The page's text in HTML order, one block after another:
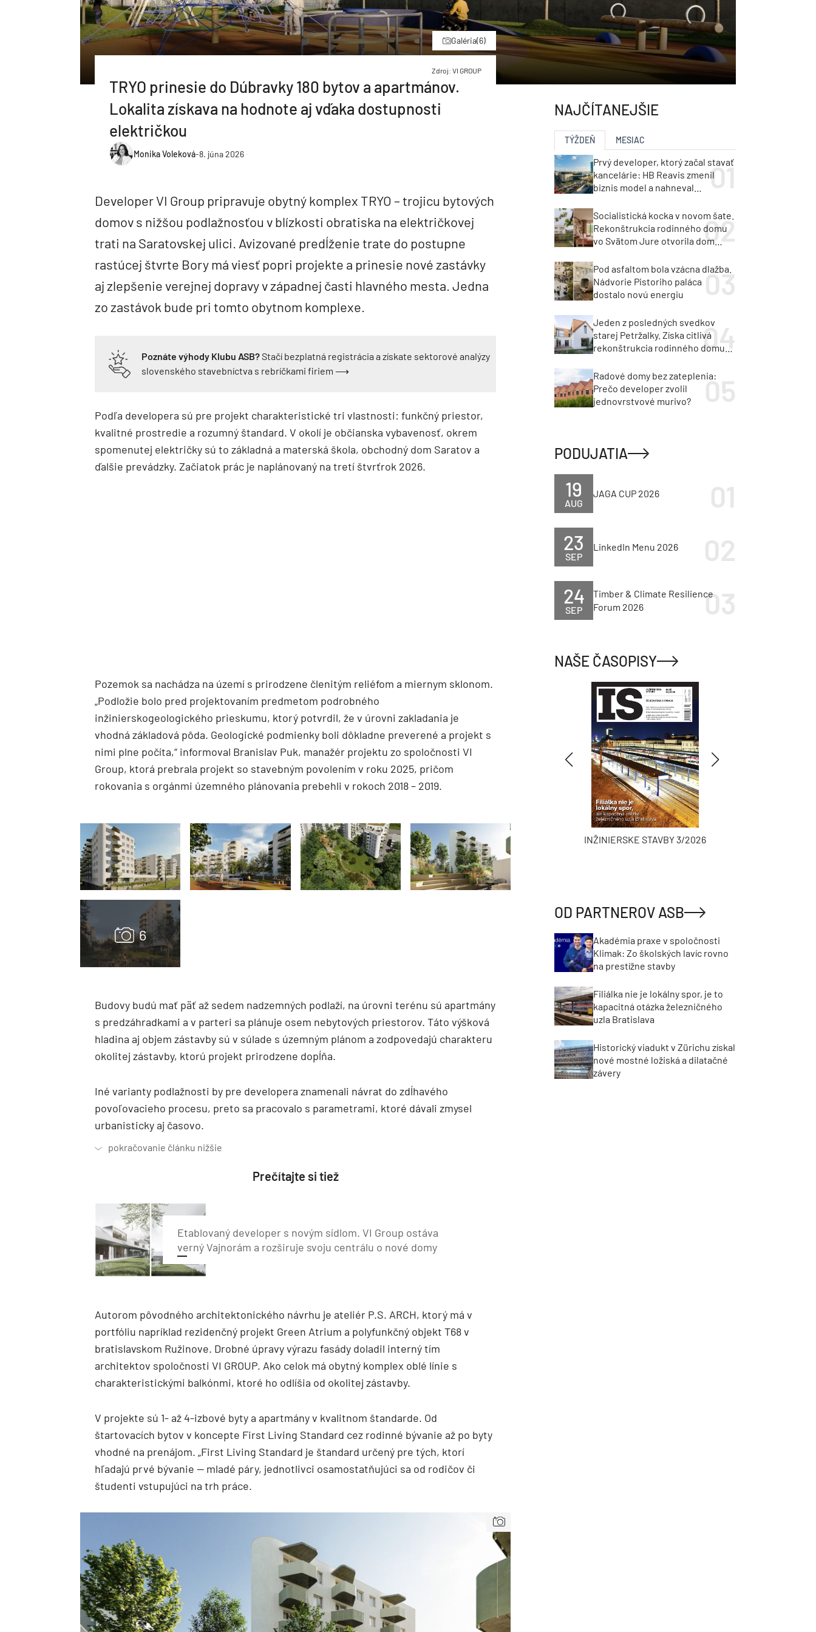
Galéria(6)
Zdroj: VI GROUP
TRYO prinesie do Dúbravky 180 bytov a apartmánov.
Lokalita získava na hodnote aj vďaka dostupnosti
električkou
Monika Voleková-8. júna 2026
Developer VI Group pripravuje obytný komplex TRYO – trojicu bytových
domov s nižšou podlažnosťou v blízkosti obratiska na električkovej
trati na Saratovskej ulici. Avizované predĺženie trate do postupne
rastúcej štvrte Bory má viesť popri projekte a prinesie nové zastávky
aj zlepšenie verejnej dopravy v západnej časti hlavného mesta. Jedna
zo zastávok bude pri tomto obytnom komplexe.
Poznáte výhody Klubu ASB?Stačí bezplatná registrácia a získate sektorové analýzy
slovenského stavebníctva s rebríčkami firiem ⟶
Podľa developera sú pre projekt charakteristické tri vlastnosti: funkčný priestor,
kvalitné prostredie a rozumný štandard. V okolí je občianska vybavenosť, okrem
spomenutej električky sú to základná a materská škola, obchodný dom Saratov a
ďalšie prevádzky. Začiatok prác je naplánovaný na tretí štvrťrok 2026.
Pozemok sa nachádza na území s prirodzene členitým reliéfom a miernym sklonom.
„Podložie bolo pred projektovaním predmetom podrobného
inžinierskogeologického prieskumu, ktorý potvrdil, že v úrovni zakladania je
vhodná základová pôda. Geologické podmienky boli dôkladne preverené a projekt s
nimi plne počíta,“ informoval Branislav Puk, manažér projektu zo spoločnosti VI
Group, ktorá prebrala projekt so stavebným povolením v roku 2025, pričom
rokovania s orgánmi územného plánovania prebehli v rokoch 2018 – 2019.
Budovy budú mať päť až sedem nadzemných podlaží, na úrovni terénu sú apartmány
s predzáhradkami a v parteri sa plánuje osem nebytových priestorov. Táto výšková
hladina aj objem zástavby sú v súlade s územným plánom a zodpovedajú charakteru
okolitej zástavby, ktorú projekt prirodzene dopĺňa.
Iné varianty podlažnosti by pre developera znamenali návrat do zdĺhavého
povoľovacieho procesu, preto sa pracovalo s parametrami, ktoré dávali zmysel
urbanisticky aj časovo.
Prečítajte si tiež
Etablovaný developer s novým sídlom. VI Group ostáva
verný Vajnorám a rozširuje svoju centrálu o nové domy
Autorom pôvodného architektonického návrhu je ateliér P.S. ARCH, ktorý má v
portfóliu napríklad rezidenčný projekt Green Atrium a polyfunkčný objekt T68 v
bratislavskom Ružinove. Drobné úpravy výrazu fasády doladil interný tím
architektov spoločnosti VI GROUP. Ako celok má obytný komplex oblé línie s
charakteristickými balkónmi, ktoré ho odlíšia od okolitej zástavby.
V projekte sú 1- až 4-izbové byty a apartmány v kvalitnom štandarde. Od
štartovacích bytov v koncepte First Living Standard cez rodinné bývanie až po byty
vhodné na prenájom. „First Living Standard je štandard určený pre tých, ktorí
hľadajú prvé bývanie — mladé páry, jednotlivci osamostatňujúci sa od rodičov či
študenti vstupujúci na trh práce.
NAJČÍTANEJŠIE
TÝŽDEŇ MESIAC
Prvý developer, ktorý začal stavať
kancelárie: HB Reavis zmenil
biznis model a nahneval
Socialistická kocka v novom šate.
Rekonštrukcia rodinného domu
vo Svätom Jure otvorila dom
Pod asfaltom bola vzácna dlažba.
Nádvorie Pistoriho paláca
dostalo novú energiu
Jeden z posledných svedkov
starej Petržalky. Získa citlivá
rekonštrukcia rodinného domu
Radové domy bez zateplenia:
Prečo developer zvolil
jednovrstvové murivo?
PODUJATIA
AUG
19 JAGA CUP 2026
SEP
23 LinkedIn Menu 2026
SEP
24
Timber & Climate Resilience
Forum 2026
NAŠE ČASOPISY
TZB HAUSTECHNIK 3/2026 INŽINIERSKE STAVBY 3/2026
OD PARTNEROV ASB
Akadémia praxe v spoločnosti
Klimak: Zo školských lavíc rovno
na prestížne stavby
Filiálka nie je lokálny spor, je to
kapacitná otázka železničného
uzla Bratislava
Historický viadukt v Zürichu získal
nové mostné ložiská a dilatačné
závery